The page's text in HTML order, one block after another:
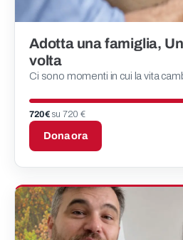
Adotta una famiglia,
volta
Ci sono momenti in cui la vita
720 € su 720 €
Dona ora